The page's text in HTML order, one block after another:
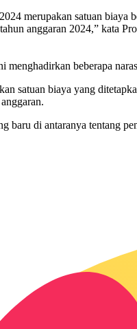
merupakan satuan
anggaran 2024,” kata
menghadirkan beberapa
satuan biaya yang
di antaranya tentang